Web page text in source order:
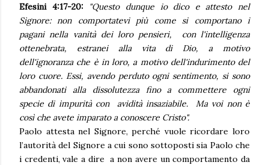
Efesini 4:17-20:
"Questo dunque io dico e attesto nel
Signore: non comportatevi più come si comportano i
pagani nella vanità dei loro pensieri, con l'intelligenza
ottenebrata, estranei alla vita di Dio, a motivo
dell'ignoranza che è in loro, a motivo dell'indurimento del
loro cuore. Essi, avendo perduto ogni sentimento, si sono
abbandonati alla dissolutezza fino a commettere ogni
specie di impurità con avidità insaziabile. Ma voi non è
così che avete imparato a conoscere Cristo".
Paolo attesta nel Signore, perché vuole ricordare loro
l’autorità del Signore a cui sono sottoposti sia Paolo che
i credenti, vale a dire a non avere un comportamento da